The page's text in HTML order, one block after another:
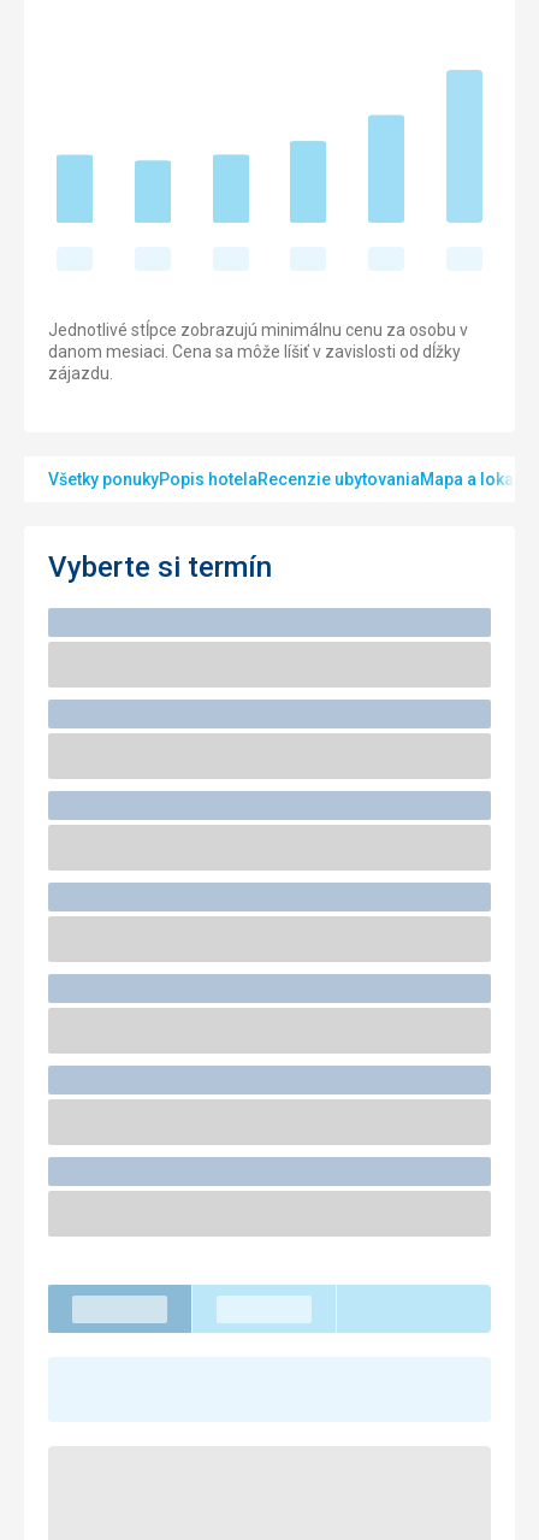
Jednotlivé stĺpce zobrazujú minimálnu cenu za osobu v
danom mesiaci. Cena sa môže líšiť v zavislosti od dĺžky
zájazdu.
Všetky ponukyPopis hotelaRecenzie ubytovaniaMapa a lokalita
Vyberte si termín